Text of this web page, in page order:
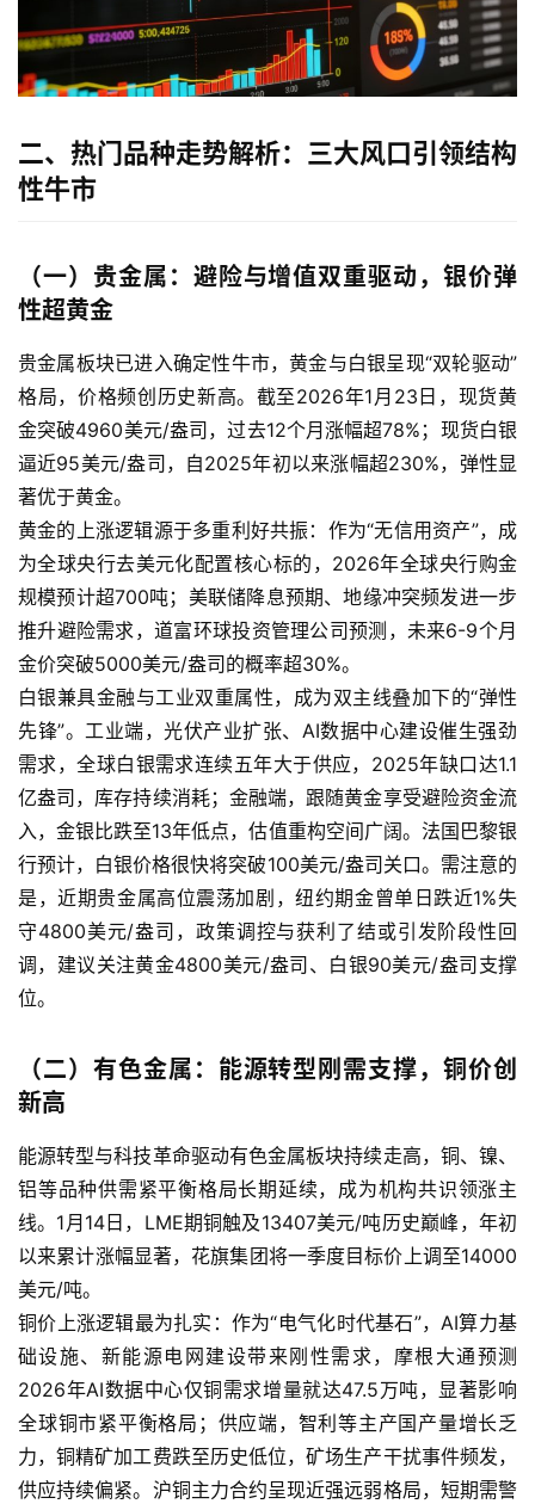
二、热门品种走势解析：三大风口引领结构
性牛市
（一）贵金属：避险与增值双重驱动，银价弹
性超黄金
贵金属板块已进入确定性牛市，黄金与白银呈现“双轮驱动”
格局，价格频创历史新高。截至2026年1月23日，现货黄
金突破4960美元/盎司，过去12个月涨幅超78%；现货白银
逼近95美元/盎司，自2025年初以来涨幅超230%，弹性显
著优于黄金。
黄金的上涨逻辑源于多重利好共振：作为“无信用资产”，成
为全球央行去美元化配置核心标的，2026年全球央行购金
规模预计超700吨；美联储降息预期、地缘冲突频发进一步
推升避险需求，道富环球投资管理公司预测，未来6-9个月
金价突破5000美元/盎司的概率超30%。
白银兼具金融与工业双重属性，成为双主线叠加下的“弹性
先锋”。工业端，光伏产业扩张、AI数据中心建设催生强劲
需求，全球白银需求连续五年大于供应，2025年缺口达1.1
亿盎司，库存持续消耗；金融端，跟随黄金享受避险资金流
入，金银比跌至13年低点，估值重构空间广阔。法国巴黎银
行预计，白银价格很快将突破100美元/盎司关口。需注意的
是，近期贵金属高位震荡加剧，纽约期金曾单日跌近1%失
守4800美元/盎司，政策调控与获利了结或引发阶段性回
调，建议关注黄金4800美元/盎司、白银90美元/盎司支撑
位。
（二）有色金属：能源转型刚需支撑，铜价创
新高
能源转型与科技革命驱动有色金属板块持续走高，铜、镍、
铝等品种供需紧平衡格局长期延续，成为机构共识领涨主
线。1月14日，LME期铜触及13407美元/吨历史巅峰，年初
以来累计涨幅显著，花旗集团将一季度目标价上调至14000
美元/吨。
铜价上涨逻辑最为扎实：作为“电气化时代基石”，AI算力基
础设施、新能源电网建设带来刚性需求，摩根大通预测
2026年AI数据中心仅铜需求增量就达47.5万吨，显著影响
全球铜市紧平衡格局；供应端，智利等主产国产量增长乏
力，铜精矿加工费跌至历史低位，矿场生产干扰事件频发，
供应持续偏紧。沪铜主力合约呈现近强远弱格局，短期需警